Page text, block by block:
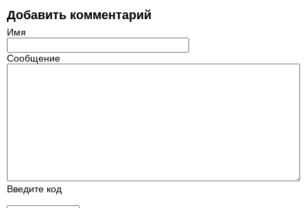
Добавить комментарий
Имя
Сообщение
Введите код